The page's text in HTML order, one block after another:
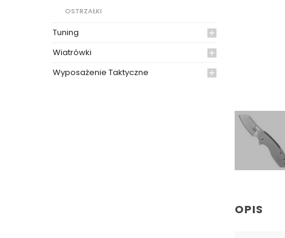
OSTRZAŁKI
Tuning
Wiatrówki
Wyposażenie Taktyczne
OPIS